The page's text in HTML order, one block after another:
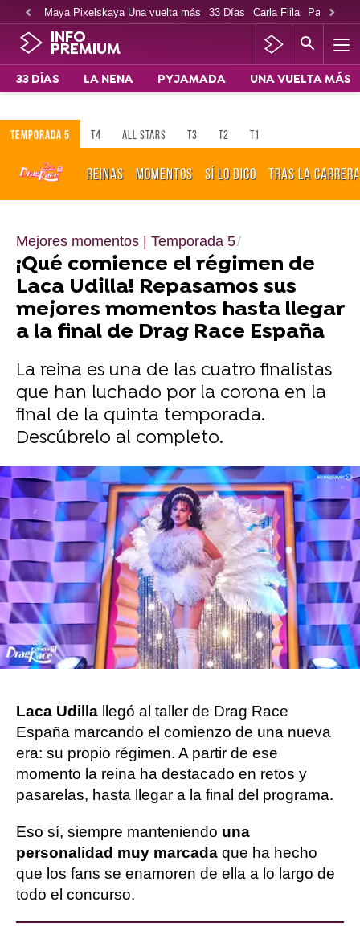
Maya Pixelskaya Una vuelta más 33 Días Carla Flila Paco
INFO
PREMIUM
33 DÍAS LA NENA PYJAMADA UNA VUELTA MÁS
TEMPORADA 5 T4 ALL STARS T3 T2 T1
REINAS MOMENTOS SÍ LO DIGO TRAS LA CARRERA
Mejores momentos | Temporada 5
¡Qué comience el régimen de
Laca Udilla! Repasamos sus
mejores momentos hasta llegar
a la final de Drag Race España
La reina es una de las cuatro finalistas
que han luchado por la corona en la
final de la quinta temporada.
Descúbrelo al completo.
Sara Ruiz
Publicado:10 de diciembre de 2025, 19:44
WhatsappFacebook
X Flipboard
Laca Udilla llegó al taller de Drag Race
España marcando el comienzo de una nueva
era: su propio régimen. A partir de ese
momento la reina ha destacado en retos y
pasarelas, hasta llegar a la final del programa.
Eso sí, siempre manteniendo una
personalidad muy marcada que ha hecho
que los fans se enamoren de ella a lo largo de
todo el concurso.